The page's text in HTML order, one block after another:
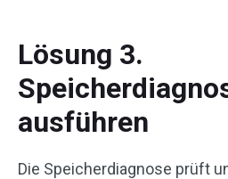
Lösung 3.
ausführen
Die Speicherdiagnose prüft